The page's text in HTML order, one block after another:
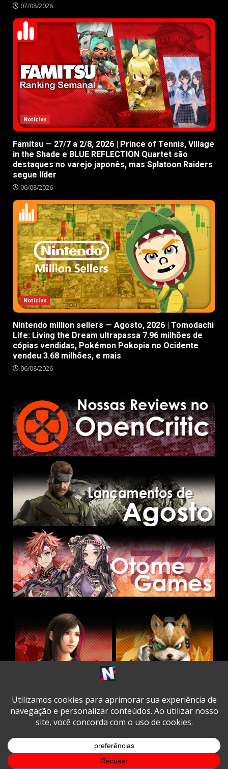
07/08/2026
Notícias
Famitsu — 27/7 a 2/8, 2026 | Prince of Tennis, Village
in the Shade e BLUE REFLECTION Quartet são
destaques no varejo japonês, mas Splatoon Raiders
segue líder
06/08/2026
Notícias
Nintendo million sellers — Agosto, 2026 | Tomodachi
Life: Living the Dream ultrapassa 7.96 milhões de
cópias vendidas, Pokémon Pokopia no Ocidente
vendeu 3.68 milhões, e mais
06/08/2026
TwitterFacebook
Instagram
YoutubeSpotifyCookie
Policy
Copyright © All rights reserved.